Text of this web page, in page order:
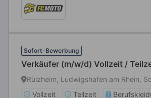
Sofort-Bewerbung
Verkäufer (m/w/d) Vollzeit /
Rülzheim, Ludwigshafen am Rhein,
Vollzeit
Teilzeit